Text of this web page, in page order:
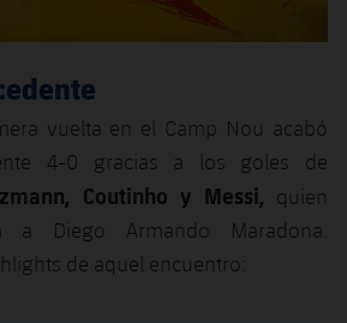
vuelta en el Camp Nou acabó
4-0 gracias a los goles de
Coutinho y Messi,
quien
Diego Armando Maradona.
de aquel encuentro: